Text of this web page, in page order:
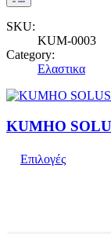
SKU:
KUM-0003
Category:
Ελαστικα
KUMHO
Επιλογές